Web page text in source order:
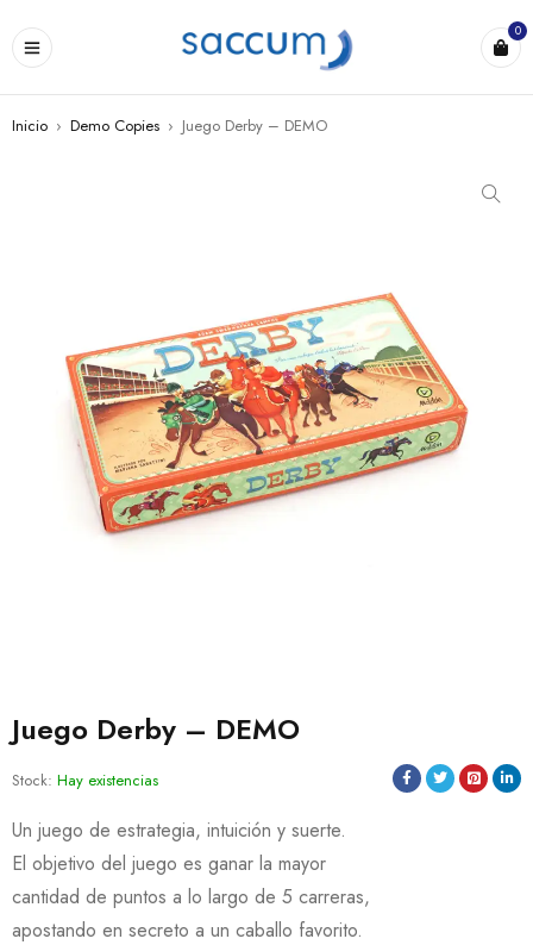
0
Inicio › Demo Copies › Juego Derby – DEMO
Juego Derby – DEMO
Stock: Hay existencias
Un juego de estrategia, intuición y suerte.
El objetivo del juego es ganar la mayor
cantidad de puntos a lo largo de 5 carreras,
apostando en secreto a un caballo favorito.